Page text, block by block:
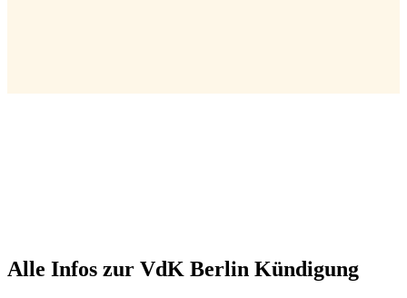
Alle Infos zur VdK Berlin Kündigung